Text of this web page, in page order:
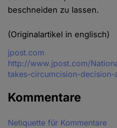
beschneiden zu lassen.
(Originalartikel in englisch)
Quelle
jpost.com
http://www.jpost.com/
takes-circumcision-
Kommentare
Netiquette für Kommentare